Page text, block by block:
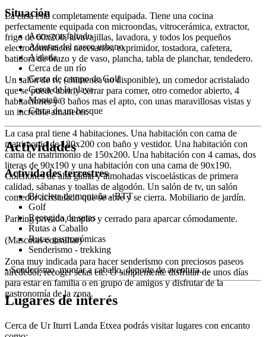
La casa está completamente equipada. Tiene una cocina
perfectamente equipada con microondas, vitrocerámica, extractor,
frigo de 60x200, lavavajillas, lavadora, y todos los pequeños
electrodomésticos necesarios, exprimidor, tostadora, cafetera,
batidora de brazo y de vaso, plancha, tabla de planchar, tendedero.
Un salón de tv, (chimenea no disponible), un comedor acristalado
que se puede abrir y cerrar para comer, otro comedor abierto, 4
habitaciones y 3 baños mas el apto, con unas maravillosas vistas y
un increíble amanecer.
La casa pral tiene 4 habitaciones. Una habitación con cama de
matrimonio de 180x200 con baño y vestidor. Una habitación con
cama de matrimonio de 150x200. Una habitación con 4 camas, dos
literas de 90x190 y una habitación con una cama de 90x190.
Colchones de alta gama y almohadas viscoelásticas de primera
calidad, sábanas y toallas de algodón. Un salón de tv, un salón
comedor acristalado que se abre y se cierra. Mobiliario de jardín.
Parking privado, amplio y cerrado para aparcar cómodamente.
(Mascotas consultar)
Zona muy indicada para hacer senderismo con preciosos paseos
alrededor, recoger setas etc. O simplemente disfrutar de unos días
para estar en familia o en grupo de amigos y disfrutar de la
gastronomía de la zona.
Situación
Acceso asfaltado
Afueras del casco urbano
Aislada
Cerca de un río
Cerca de campo de Golf
Cerca de la playa
Montaña
Cerca de un bosque
Actividades
Actividades terrestres
Bicicleta de montaña - BTT
Golf
Recogida de setas
Rutas a Caballo
Rutas gastronómicas
Senderismo - trekking
• Senderismo, montar a caballo, deporte de aventura....
Lugares de interés
Cerca de Ur Iturri Landa Etxea podrás visitar lugares con encanto